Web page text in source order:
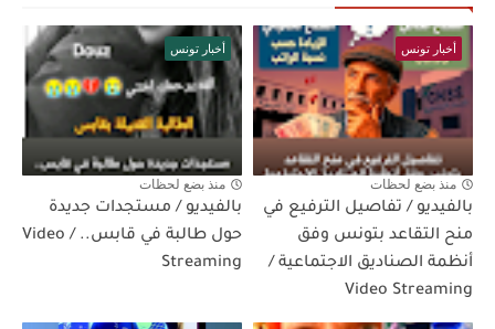
أخبار تونس
منذ بضع لحظات
بالفيديو / تفاصيل الترفيع في
منح التقاعد بتونس وفق
أنظمة الصناديق الاجتماعية /
Video Streaming
أخبار تونس
منذ بضع لحظات
بالفيديو / مستجدات جديدة
حول طالبة في قابس.. / Video
Streaming